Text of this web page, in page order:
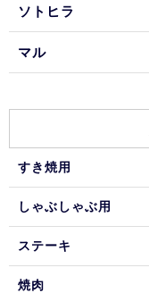
ソトヒラ
マル
すき焼用
しゃぶしゃぶ用
ステーキ
焼肉